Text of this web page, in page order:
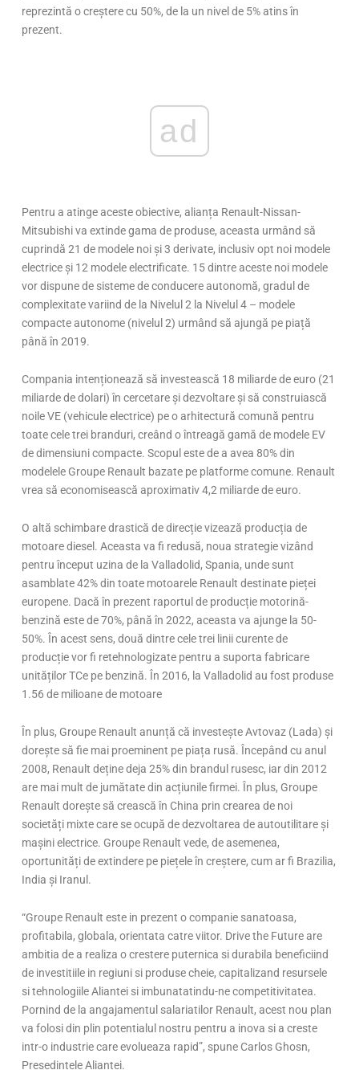
reprezintă o creștere cu 50%, de la un nivel de 5% atins în
prezent.
ad
Pentru a atinge aceste obiective, alianța Renault-Nissan-
Mitsubishi va extinde gama de produse, aceasta urmând să
cuprindă 21 de modele noi și 3 derivate, inclusiv opt noi modele
electrice și 12 modele electrificate. 15 dintre aceste noi modele
vor dispune de sisteme de conducere autonomă, gradul de
complexitate variind de la Nivelul 2 la Nivelul 4 – modele
compacte autonome (nivelul 2) urmând să ajungă pe piață
până în 2019.
Compania intenționează să investească 18 miliarde de euro (21
miliarde de dolari) în cercetare și dezvoltare și să construiască
noile VE (vehicule electrice) pe o arhitectură comună pentru
toate cele trei branduri, creând o întreagă gamă de modele EV
de dimensiuni compacte. Scopul este de a avea 80% din
modelele Groupe Renault bazate pe platforme comune. Renault
vrea să economisească aproximativ 4,2 miliarde de euro.
O altă schimbare drastică de direcție vizează producția de
motoare diesel. Aceasta va fi redusă, noua strategie vizând
pentru început uzina de la Valladolid, Spania, unde sunt
asamblate 42% din toate motoarele Renault destinate pieței
europene. Dacă în prezent raportul de producție motorină-
benzină este de 70%, până în 2022, aceasta va ajunge la 50-
50%. În acest sens, două dintre cele trei linii curente de
producție vor fi retehnologizate pentru a suporta fabricare
unităților TCe pe benzină. În 2016, la Valladolid au fost produse
1.56 de milioane de motoare
În plus, Groupe Renault anunță că investește Avtovaz (Lada) și
dorește să fie mai proeminent pe piața rusă. Începând cu anul
2008, Renault deține deja 25% din brandul rusesc, iar din 2012
are mai mult de jumătate din acțiunile firmei. În plus, Groupe
Renault dorește să crească în China prin crearea de noi
societăți mixte care se ocupă de dezvoltarea de autoutilitare și
mașini electrice. Groupe Renault vede, de asemenea,
oportunități de extindere pe piețele în creștere, cum ar fi Brazilia,
India și Iranul.
“Groupe Renault este in prezent o companie sanatoasa,
profitabila, globala, orientata catre viitor. Drive the Future are
ambitia de a realiza o crestere puternica si durabila beneficiind
de investitiile in regiuni si produse cheie, capitalizand resursele
si tehnologiile Aliantei si imbunatatindu-ne competitivitatea.
Pornind de la angajamentul salariatilor Renault, acest nou plan
va folosi din plin potentialul nostru pentru a inova si a creste
intr-o industrie care evolueaza rapid”, spune Carlos Ghosn,
Președintele Alianței.